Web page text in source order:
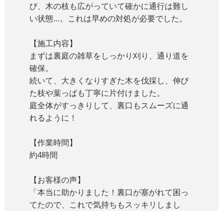
び、木の枝も広がっていて確かに通行は難し
い状態…。これは早めの対処が必要でした。
【施工内容】
まずは裏庭の雑草をしっかり刈り、通り道を
確保。
続いて、大きくなりすぎた木を伐採し、伸び
た枝や葉っぱも丁寧に片付けました。
庭全体がすっきりして、裏口もスムーズに通
れるように！
【作業時間】
約4時間
【お客様の声】
「本当に助かりました！裏口が塞がれて困っ
てたので、これで気持ちもスッキリしまし